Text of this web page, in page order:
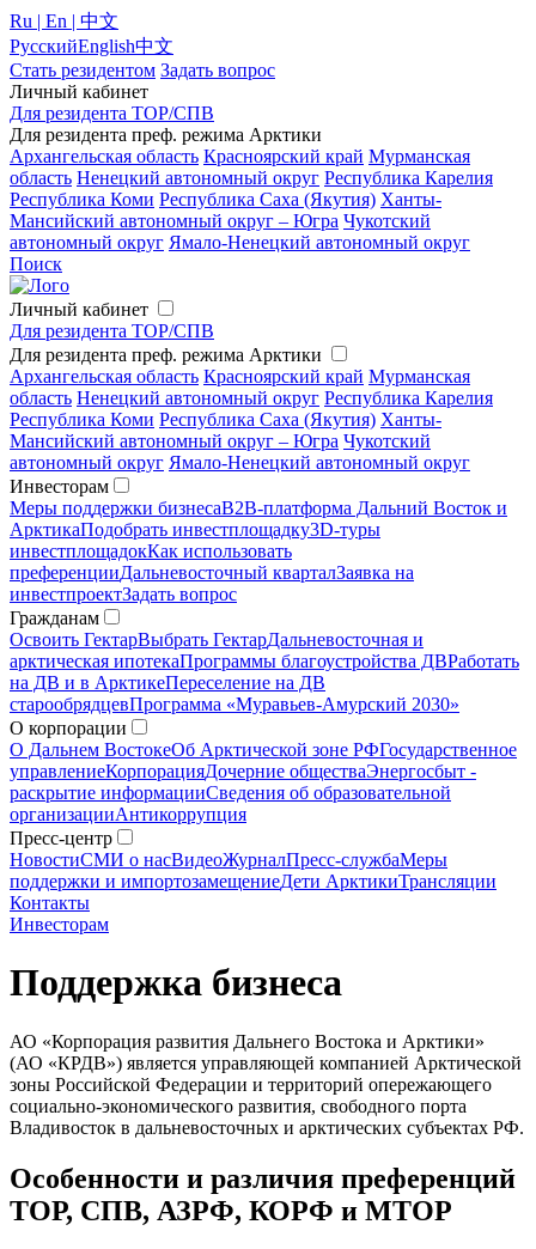
Ru | En | 中文
РусскийEnglish中文
Стать резидентом Задать вопрос
Личный кабинет
Для резидента ТОР/СПВ
Для резидента преф. режима Арктики
Архангельская область Красноярский край Мурманская
область Ненецкий автономный округ Республика Карелия
Республика Коми Республика Саха (Якутия) Ханты-
Мансийский автономный округ – Югра Чукотский
автономный округ Ямало-Ненецкий автономный округ
Поиск
Личный кабинет
Для резидента ТОР/СПВ
Для резидента преф. режима Арктики
Архангельская область Красноярский край Мурманская
область Ненецкий автономный округ Республика Карелия
Республика Коми Республика Саха (Якутия) Ханты-
Мансийский автономный округ – Югра Чукотский
автономный округ Ямало-Ненецкий автономный округ
Инвесторам
Меры поддержки бизнесаB2B-платформа Дальний Восток и
АрктикаПодобрать инвестплощадку3D-туры
инвестплощадокКак использовать
преференцииДальневосточный кварталЗаявка на
инвестпроектЗадать вопрос
Гражданам
Освоить ГектарВыбрать ГектарДальневосточная и
арктическая ипотекаПрограммы благоустройства ДВРаботать
на ДВ и в АрктикеПереселение на ДВ
старообрядцевПрограмма «Муравьев-Амурский 2030»
О корпорации
О Дальнем ВостокеОб Арктической зоне РФГосударственное
управлениеКорпорацияДочерние обществаЭнергосбыт -
раскрытие информацииСведения об образовательной
организацииАнтикоррупция
Пресс-центр
НовостиСМИ о насВидеоЖурналПресс-службаМеры
поддержки и импортозамещениеДети АрктикиТрансляции
Контакты
Инвесторам
Поддержка бизнеса
АО «Корпорация развития Дальнего Востока и Арктики»
(АО «КРДВ») является управляющей компанией Арктической
зоны Российской Федерации и территорий опережающего
социально-экономического развития, свободного порта
Владивосток в дальневосточных и арктических субъектах РФ.
Особенности и различия преференций
ТОР, СПВ, АЗРФ, КОРФ и МТОР